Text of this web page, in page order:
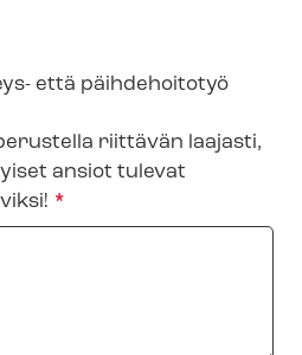
että päihdehoitotyö
ansiot tulevat